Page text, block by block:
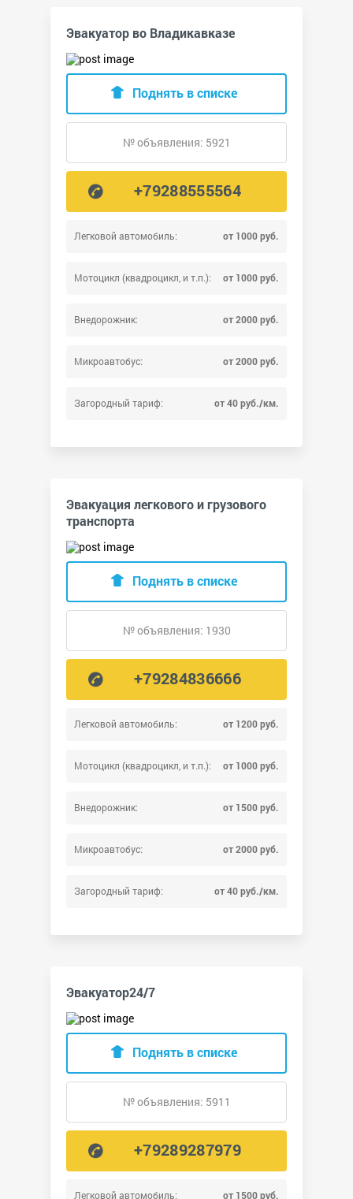
Эвакуатор во Владикавказе
Легковой автомобиль: от 1000 руб.
Мотоцикл (квадроцикл, и т.п.): от 1000 руб.
Внедорожник: от 2000 руб.
Микроавтобус: от 2000 руб.
Загородный тариф: от 40 руб./км.
Поднять в списке
№ объявления: 5921
+79288555564
Эвакуация легкового и грузового
транспорта
Легковой автомобиль: от 1200 руб.
Мотоцикл (квадроцикл, и т.п.): от 1000 руб.
Внедорожник: от 1500 руб.
Микроавтобус: от 2000 руб.
Загородный тариф: от 40 руб./км.
Поднять в списке
№ объявления: 1930
+79284836666
Эвакуатор24/7
Легковой автомобиль: от 1500 руб.
Поднять в списке
№ объявления: 5911
+79289287979